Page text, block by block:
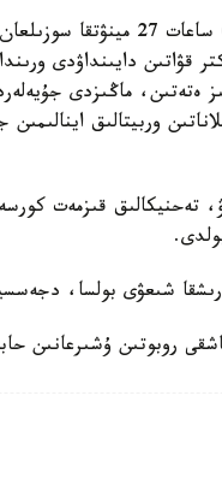
دجەسسيكا مەير مەن انيل
قۋاتىن دايىنداۋدى
ەتەتىن، ماڭىزدى
وربيتالىق
تەحنيكالىق قىزمەت
شىعۋى بولسا،